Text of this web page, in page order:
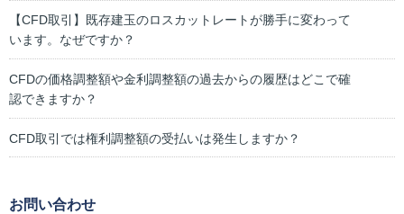
【CFD取引】既存建玉のロスカットレートが勝手に変わって
います。なぜですか？
CFDの価格調整額や金利調整額の過去からの履歴はどこで確
認できますか？
CFD取引では権利調整額の受払いは発生しますか？
お問い合わせ